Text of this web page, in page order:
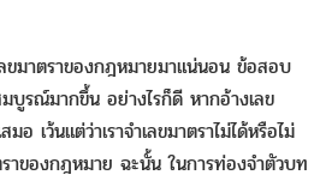
ขมาตราของกฎหมายมาแน่นอน ข้อสอบ
บูรณ์มากขึ้น อย่างไรก็ดี หากอ้างเลข
ว้นแต่ว่าเราจำเลขมาตราไม่ได้หรือไม่
าของกฎหมาย ฉะนั้น ในการท่องจำตัวบท